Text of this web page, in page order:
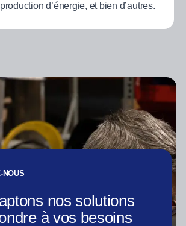
d’énergie, et bien d’autres.
NOUS
nos solutions
à vos besoins